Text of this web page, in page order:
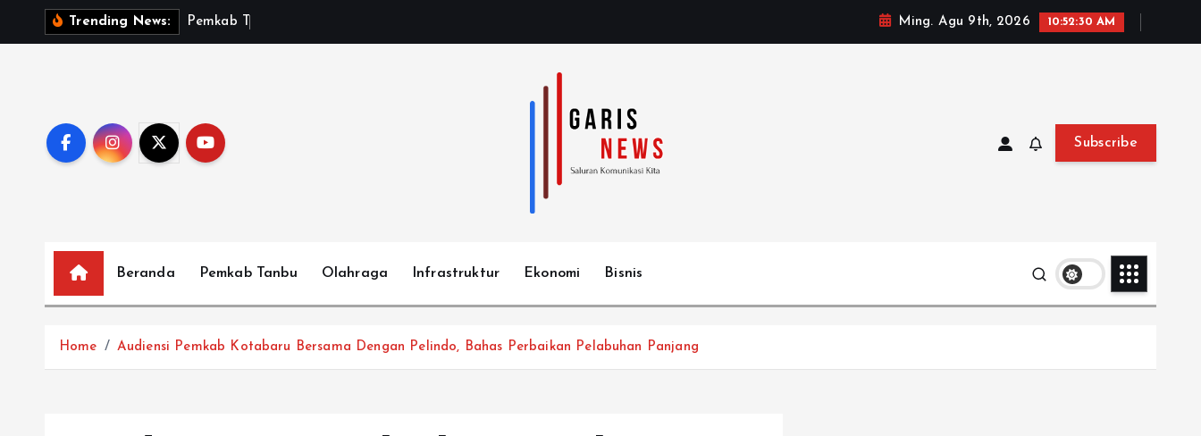
Trending News: Pem ka b Ming. Agu 9th, 2026 10:52:31 AM
Subscribe
Beranda Pemkab Tanbu Olahraga Infrastruktur Ekonomi Bisnis
Home Audiensi Pemkab Kotabaru Bersama Dengan Pelindo, Bahas Perbaikan Pelabuhan Panjang